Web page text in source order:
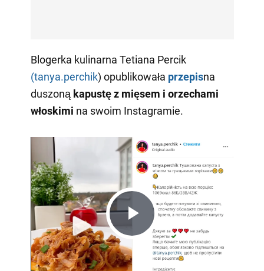
Blogerka kulinarna Tetiana Percik
(tanya.perchik) opublikowała przepisna
duszoną kapustę z mięsem i orzechami
włoskimi na swoim Instagramie.
Play